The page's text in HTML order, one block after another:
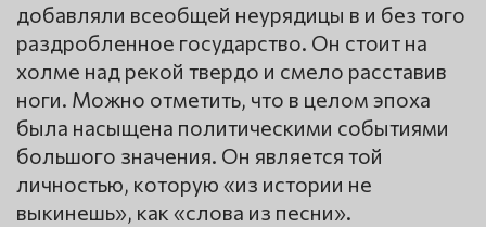
добавляли всеобщей неурядицы в и без того
раздробленное государство. Он стоит на
холме над рекой твердо и смело расставив
ноги. Можно отметить, что в целом эпоха
была насыщена политическими событиями
большого значения. Он является той
личностью, которую «из истории не
выкинешь», как «слова из песни».